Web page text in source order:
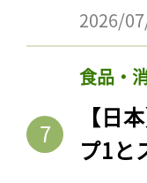
2026/
食品・
【日
プ1と